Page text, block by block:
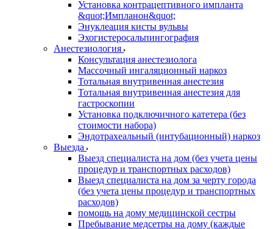
Установка контрацептивного импланта
&quot;Импланон&quot;
Энуклеация кисты вульвы
Эхогистеросальпингография
Анестезиология
Консультация анестезиолога
Массочный ингаляционный наркоз
Тотальная внутривенная анестезия
Тотальная внутривенная анестезия для
гастроскопии
Установка подключичного катетера (без
стоимости набора)
Эндотрахеальный (интубационный) наркоз
Выезда
Выезд специалиста на дом (без учета цены
процедур и транспортных расходов)
Выезд специалиста на дом за черту города
(без учета цены процедур и транспортных
расходов)
помощь на дому медицинской сестры
Пребывание медсетры на дому (каждые